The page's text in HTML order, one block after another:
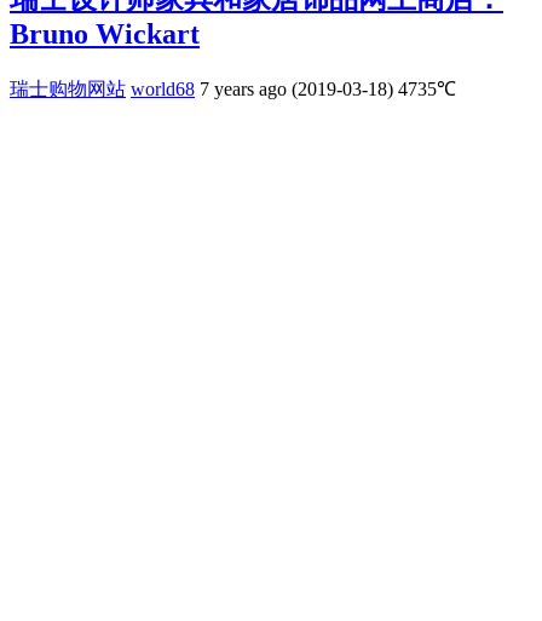
Bruno Wickart
瑞士购物网站 world68 7 years ago (2019-03-18) 4735℃